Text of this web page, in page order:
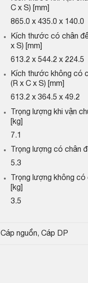
C x S) [mm]
865.0 x 435.0 x 140.0
Kích thước có chân
x S) [mm]
613.2 x 544.2 x 224.5
Kích thước không có
(R x C x S) [mm]
613.2 x 364.5 x 49.2
Trọng lượng khi vận
[kg]
7.1
Trọng lượng có chân
5.3
Trọng lượng không có
[kg]
3.5
Cáp nguồn, Cáp DP